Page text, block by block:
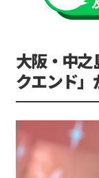
大阪・中之
クエンド」